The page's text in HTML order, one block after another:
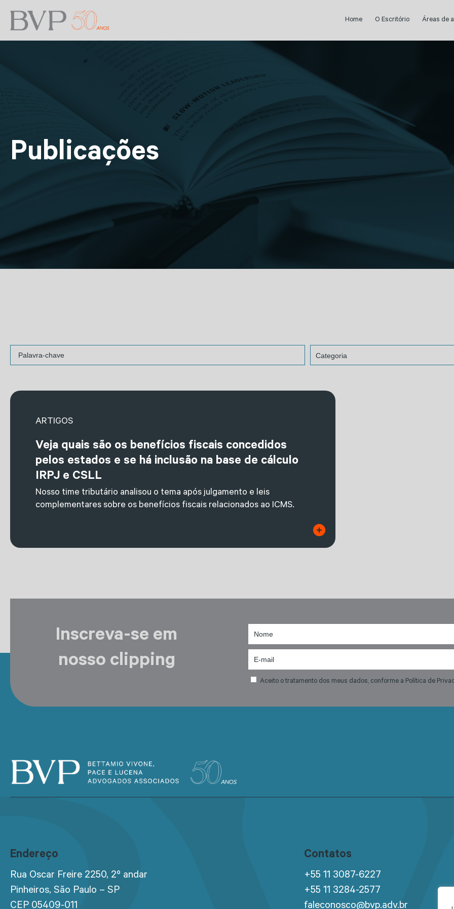
Home O Escritório Áreas de
Publicações
ARTIGOS
Veja quais são os benefícios fiscais concedidos
pelos estados e se há inclusão na base de cálculo
IRPJ e CSLL
Nosso time tributário analisou o tema após julgamento e leis
complementares sobre os benefícios fiscais relacionados ao ICMS.
Inscreva-se em
nosso clipping
Aceito o tratamento dos meus dados, conforme a Política de
Endereço
Rua Oscar Freire 2250, 2º andar
Pinheiros, São Paulo – SP
CEP 05409-011
Contatos
+55 11 3087-6227
+55 11 3284-2577
faleconosco@bvp.adv.br